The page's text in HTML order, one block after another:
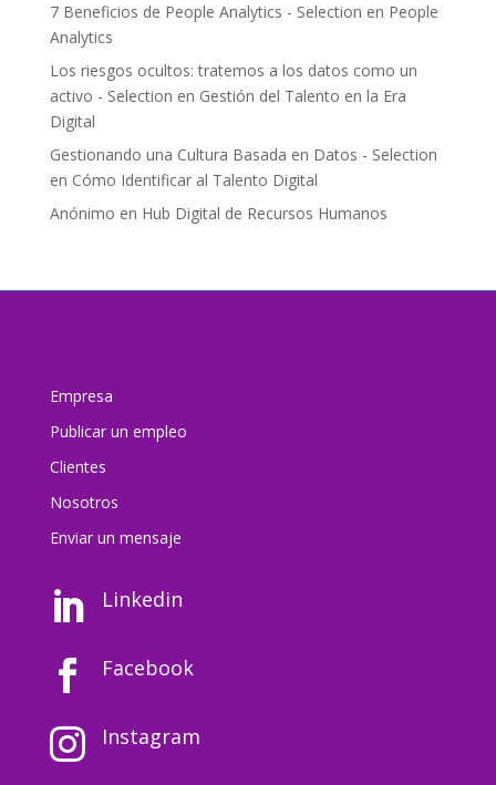
7 Beneficios de People Analytics - Selection en People
Analytics
Los riesgos ocultos: tratemos a los datos como un
activo - Selection en Gestión del Talento en la Era
Digital
Gestionando una Cultura Basada en Datos - Selection
en Cómo Identificar al Talento Digital
Anónimo en Hub Digital de Recursos Humanos
Empresa
Publicar un empleo
Clientes
Nosotros
Enviar un mensaje
 Linkedin
 Facebook
 Instagram